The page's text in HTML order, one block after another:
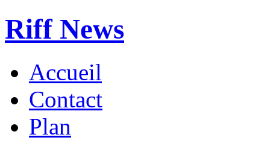
Riff News
Accueil
Contact
Plan